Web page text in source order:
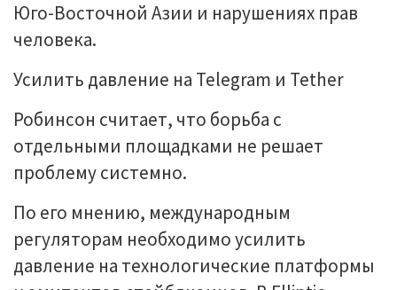
Юго-Восточной Азии и нарушениях прав
человека.
Усилить давление на Telegram и Tether
Робинсон считает, что борьба с
отдельными площадками не решает
проблему системно.
По его мнению, международным
регуляторам необходимо усилить
давление на технологические платформы